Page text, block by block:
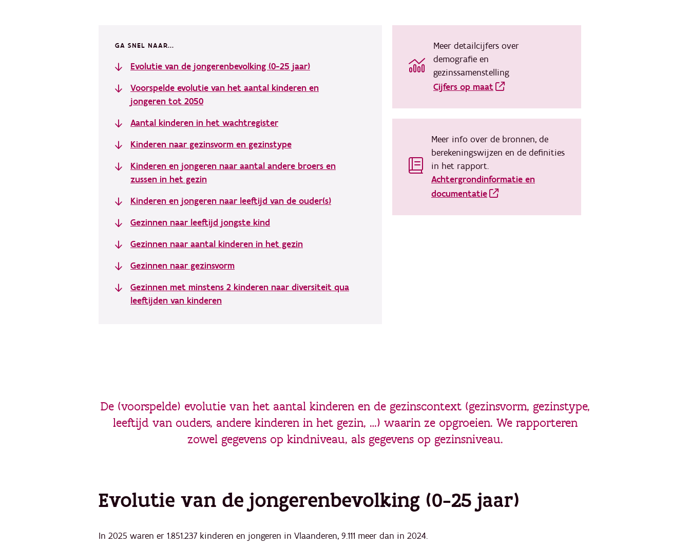
GA SNEL NAAR...
Evolutie van de jongerenbevolking (0-25 jaar)
Voorspelde evolutie van het aantal kinderen en
jongeren tot 2050
Aantal kinderen in het wachtregister
Kinderen naar gezinsvorm en gezinstype
Kinderen en jongeren naar aantal andere broers en
zussen in het gezin
Kinderen en jongeren naar leeftijd van de ouder(s)
Gezinnen naar leeftijd jongste kind
Gezinnen naar aantal kinderen in het gezin
Gezinnen naar gezinsvorm
Gezinnen met minstens 2 kinderen naar diversiteit qua
leeftijden van kinderen
Meer detailcijfers over
demografie en
gezinssamenstelling
Cijfers op maat
Meer info over de bronnen, de
berekeningswijzen en de definities
in het rapport.
Achtergrondinformatie en
documentatie
De (voorspelde) evolutie van het aantal kinderen en de gezinscontext (gezinsvorm, gezinstype,
leeftijd van ouders, andere kinderen in het gezin, …) waarin ze opgroeien. We rapporteren
zowel gegevens op kindniveau, als gegevens op gezinsniveau.
Evolutie van de jongerenbevolking (0-25 jaar)
In 2025 waren er 1.851.237 kinderen en jongeren in Vlaanderen, 9.111 meer dan in 2024.